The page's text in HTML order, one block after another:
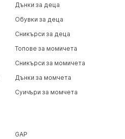
Дънки за деца
Обувки за деца
Сникърси за деца
Топове за момичета
Сникърси за момичета
Дънки за момчета
Суичъри за момчета
GAP